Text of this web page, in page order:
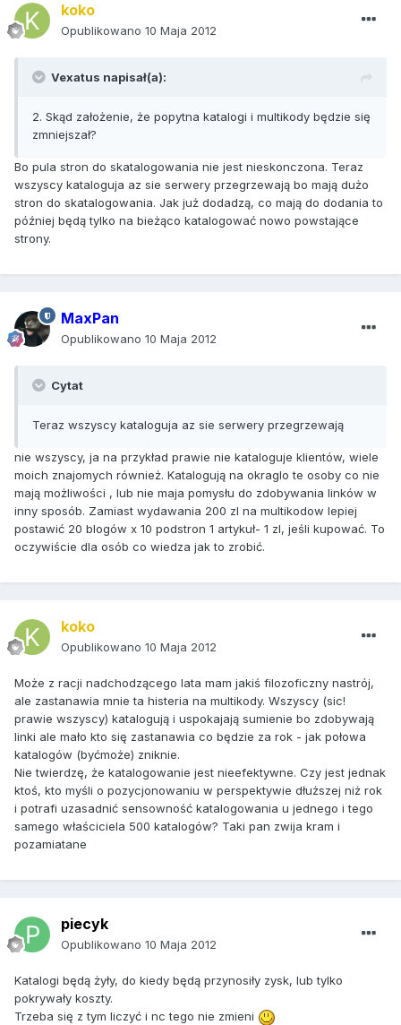
koko
Opublikowano 10 Maja 2012
Vexatus napisał(a):
2. Skąd założenie, że popytna katalogi i multikody będzie się
zmniejszał?
Bo pula stron do skatalogowania nie jest nieskonczona. Teraz
wszyscy kataloguja az sie serwery przegrzewają bo mają dużo
stron do skatalogowania. Jak już dodadzą, co mają do dodania to
później będą tylko na bieżąco katalogować nowo powstające
strony.
MaxPan
Opublikowano 10 Maja 2012
Cytat
Teraz wszyscy kataloguja az sie serwery przegrzewają
nie wszyscy, ja na przykład prawie nie kataloguje klientów, wiele
moich znajomych również. Katalogują na okraglo te osoby co nie
mają możliwości , lub nie maja pomysłu do zdobywania linków w
inny sposób. Zamiast wydawania 200 zl na multikodow lepiej
postawić 20 blogów x 10 podstron 1 artykuł- 1 zl, jeśli kupować. To
oczywiście dla osób co wiedza jak to zrobić.
koko
Opublikowano 10 Maja 2012
Może z racji nadchodzącego lata mam jakiś filozoficzny nastrój,
ale zastanawia mnie ta histeria na multikody. Wszyscy (sic!
prawie wszyscy) katalogują i uspokajają sumienie bo zdobywają
linki ale mało kto się zastanawia co będzie za rok - jak połowa
katalogów (byćmoże) zniknie.
Nie twierdzę, że katalogowanie jest nieefektywne. Czy jest jednak
ktoś, kto myśli o pozycjonowaniu w perspektywie dłuższej niż rok
i potrafi uzasadnić sensowność katalogowania u jednego i tego
samego właściciela 500 katalogów? Taki pan zwija kram i
pozamiatane
piecyk
Opublikowano 10 Maja 2012
Katalogi będą żyły, do kiedy będą przynosiły zysk, lub tylko
pokrywały koszty.
Trzeba się z tym liczyć i nc tego nie zmieni